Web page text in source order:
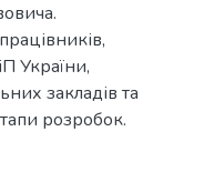
України,
закладів та
розробок.